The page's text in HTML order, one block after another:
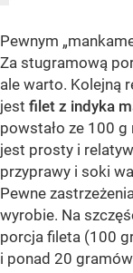
Pewnym
Za stugramową
ale warto. Kolejną
jest filet z indyka
powstało ze 100 g
jest prosty i
przyprawy i soki
Pewne
wyrobie. Na
porcja fileta (100
i ponad 20 gramów